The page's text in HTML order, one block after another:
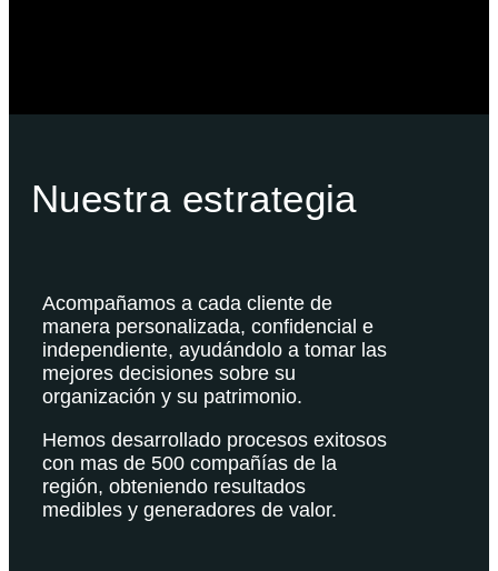
Nuestra estrategia
Acompañamos a cada cliente de
manera personalizada, confidencial e
independiente, ayudándolo a tomar las
mejores decisiones sobre su
organización y su patrimonio.
Hemos desarrollado procesos exitosos
con mas de 500 compañías de la
región, obteniendo resultados
medibles y generadores de valor.